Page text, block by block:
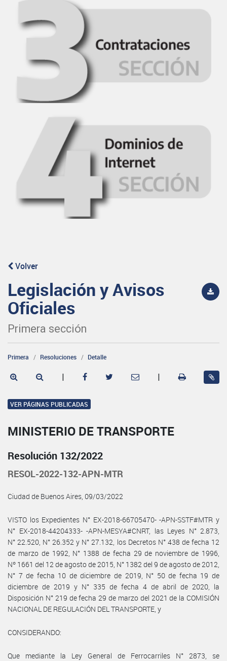
Volver
Legislación y Avisos
Oficiales
Primera sección
Primera Resoluciones Detalle
| |
VER PÁGINAS PUBLICADAS
MINISTERIO DE TRANSPORTE
Resolución 132/2022
RESOL-2022-132-APN-MTR
Ciudad de Buenos Aires, 09/03/2022
VISTO los Expedientes N° EX-2018-66705470- -APN-SSTF#MTR y
N° EX-2018-44204333- -APN-MESYA#CNRT, las Leyes N° 2.873,
N° 22.520, N° 26.352 y N° 27.132, los Decretos N° 438 de fecha 12
de marzo de 1992, N° 1388 de fecha 29 de noviembre de 1996,
Nº 1661 del 12 de agosto de 2015, N° 1382 del 9 de agosto de 2012,
N° 7 de fecha 10 de diciembre de 2019, N° 50 de fecha 19 de
diciembre de 2019 y N° 335 de fecha 4 de abril de 2020, la
Disposición N° 219 de fecha 29 de marzo del 2021 de la COMISIÓN
NACIONAL DE REGULACIÓN DEL TRANSPORTE, y
CONSIDERANDO:
Que mediante la Ley General de Ferrocarriles N° 2873, se